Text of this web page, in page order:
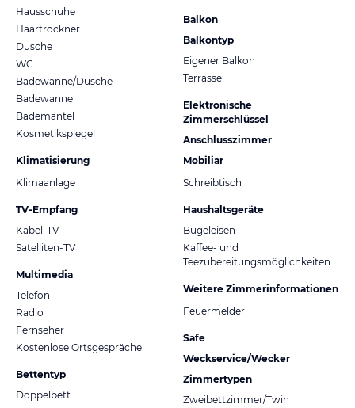
Hausschuhe
Haartrockner
Dusche
WC
Badewanne/Dusche
Badewanne
Bademantel
Kosmetikspiegel
Klimatisierung
Klimaanlage
TV-Empfang
Kabel-TV
Satelliten-TV
Multimedia
Telefon
Radio
Fernseher
Kostenlose Ortsgespräche
Bettentyp
Doppelbett
Balkon
Balkontyp
Eigener Balkon
Terrasse
Elektronische
Zimmerschlüssel
Anschlusszimmer
Mobiliar
Schreibtisch
Haushaltsgeräte
Bügeleisen
Kaffee- und
Teezubereitungsmöglichkeiten
Weitere Zimmerinformationen
Feuermelder
Safe
Weckservice/Wecker
Zimmertypen
Zweibettzimmer/Twin